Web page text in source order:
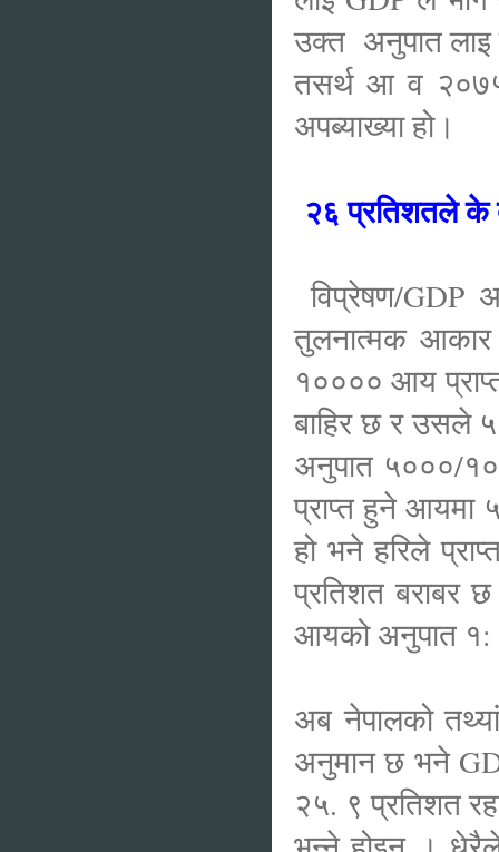
उक्त अनुपात लाइ
तसर्थ आ व
अपब्याख्या हो।
२६ प्रतिशतले
विप्रेषण/GDP
तुलनात्मक आकार
१०००० आय
बाहिर छ र उसले
अनुपात ५०००/
प्राप्त हुने आयमा
हो भने हरिले
प्रतिशत बराबर
आयको अनुपात
अब नेपालको
अनुमान छ भने
२५. ९ प्रतिशत